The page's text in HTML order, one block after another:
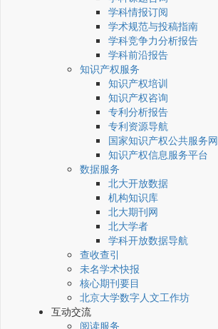
学科情报订阅
学术规范与投稿指南
学科竞争力分析报告
学科前沿报告
知识产权服务
知识产权培训
知识产权咨询
专利分析报告
专利资源导航
国家知识产权公共服务网
知识产权信息服务平台
数据服务
北大开放数据
机构知识库
北大期刊网
北大学者
学科开放数据导航
查收查引
未名学术快报
核心期刊要目
北京大学数字人文工作坊
互动交流
阅读服务